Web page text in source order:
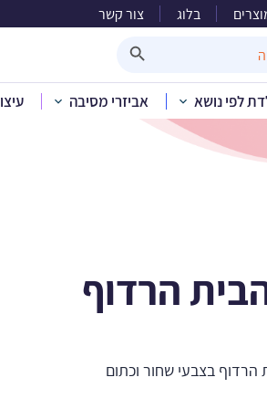
בלוג צור קשר
לפי נושא אביזרי מסיבה
בית» קטלוג מוצרים »
הרדוף
הרדוף בצבעי שחור וכתום